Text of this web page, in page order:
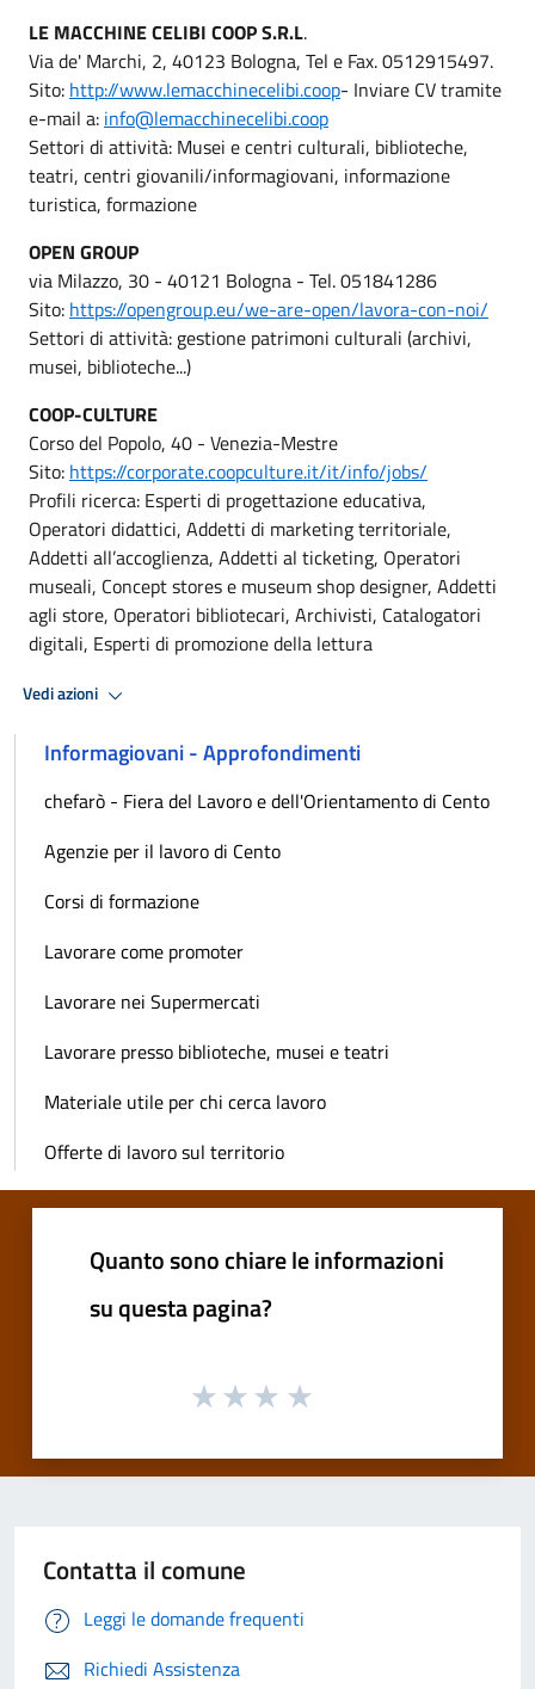
LE MACCHINE CELIBI COOP S.R.L.
Via de' Marchi, 2, 40123 Bologna, Tel e Fax. 0512915497.
Sito: http://www.lemacchinecelibi.coop- Inviare CV tramite
e-mail a: info@lemacchinecelibi.coop
Settori di attività: Musei e centri culturali, biblioteche,
teatri, centri giovanili/informagiovani, informazione
turistica, formazione
OPEN GROUP
via Milazzo, 30 - 40121 Bologna - Tel. 051841286
Sito: https://opengroup.eu/we-are-open/lavora-con-noi/
Settori di attività: gestione patrimoni culturali (archivi,
musei, biblioteche...)
COOP-CULTURE
Corso del Popolo, 40 - Venezia-Mestre
Sito: https://corporate.coopculture.it/it/info/jobs/
Profili ricerca: Esperti di progettazione educativa,
Operatori didattici, Addetti di marketing territoriale,
Addetti all’accoglienza, Addetti al ticketing, Operatori
museali, Concept stores e museum shop designer, Addetti
agli store, Operatori bibliotecari, Archivisti, Catalogatori
digitali, Esperti di promozione della lettura
Vedi azioni
Informagiovani - Approfondimenti
chefarò - Fiera del Lavoro e dell'Orientamento di Cento
Agenzie per il lavoro di Cento
Corsi di formazione
Lavorare come promoter
Lavorare nei Supermercati
Lavorare presso biblioteche, musei e teatri
Materiale utile per chi cerca lavoro
Offerte di lavoro sul territorio
Quanto sono chiare le informazioni
su questa pagina?
Contatta il comune
Leggi le domande frequenti
Richiedi Assistenza